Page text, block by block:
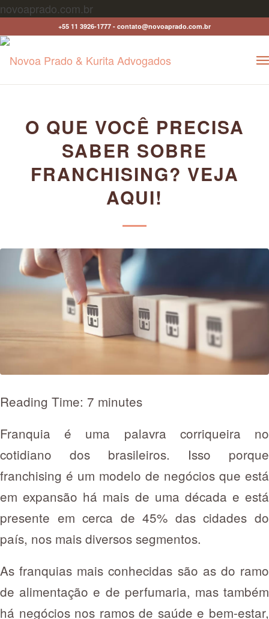
novoaprado.com.br
+55 11 3926-1777 - contato@novoaprado.com.br
O QUE VOCÊ PRECISA
SABER SOBRE
FRANCHISING? VEJA
AQUI!
Reading Time: 7 minutes
Franquia é uma palavra corriqueira no
cotidiano dos brasileiros. Isso porque
franchising é um modelo de negócios que está
em expansão há mais de uma década e está
presente em cerca de 45% das cidades do
país, nos mais diversos segmentos.
As franquias mais conhecidas são as do ramo
de alimentação e de perfumaria, mas também
há negócios nos ramos de saúde e bem-estar,